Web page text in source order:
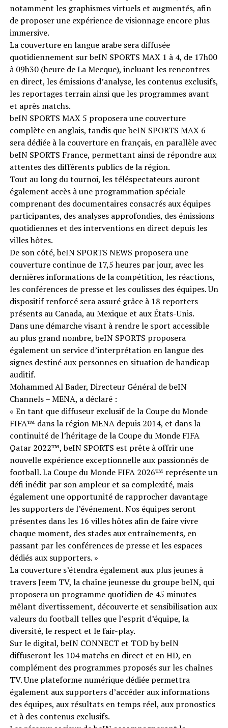
notamment les graphismes virtuels et augmentés, afin
de proposer une expérience de visionnage encore plus
immersive.
La couverture en langue arabe sera diffusée
quotidiennement sur beIN SPORTS MAX 1 à 4, de 17h00
à 09h30 (heure de La Mecque), incluant les rencontres
en direct, les émissions d’analyse, les contenus exclusifs,
les reportages terrain ainsi que les programmes avant
et après matchs.
beIN SPORTS MAX 5 proposera une couverture
complète en anglais, tandis que beIN SPORTS MAX 6
sera dédiée à la couverture en français, en parallèle avec
beIN SPORTS France, permettant ainsi de répondre aux
attentes des différents publics de la région.
Tout au long du tournoi, les téléspectateurs auront
également accès à une programmation spéciale
comprenant des documentaires consacrés aux équipes
participantes, des analyses approfondies, des émissions
quotidiennes et des interventions en direct depuis les
villes hôtes.
De son côté, beIN SPORTS NEWS proposera une
couverture continue de 17,5 heures par jour, avec les
dernières informations de la compétition, les réactions,
les conférences de presse et les coulisses des équipes. Un
dispositif renforcé sera assuré grâce à 18 reporters
présents au Canada, au Mexique et aux États-Unis.
Dans une démarche visant à rendre le sport accessible
au plus grand nombre, beIN SPORTS proposera
également un service d’interprétation en langue des
signes destiné aux personnes en situation de handicap
auditif.
Mohammed Al Bader, Directeur Général de beIN
Channels – MENA, a déclaré :
« En tant que diffuseur exclusif de la Coupe du Monde
FIFA™️ dans la région MENA depuis 2014, et dans la
continuité de l’héritage de la Coupe du Monde FIFA
Qatar 2022™️, beIN SPORTS est prête à offrir une
nouvelle expérience exceptionnelle aux passionnés de
football. La Coupe du Monde FIFA 2026™️ représente un
défi inédit par son ampleur et sa complexité, mais
également une opportunité de rapprocher davantage
les supporters de l’événement. Nos équipes seront
présentes dans les 16 villes hôtes afin de faire vivre
chaque moment, des stades aux entraînements, en
passant par les conférences de presse et les espaces
dédiés aux supporters. »
La couverture s’étendra également aux plus jeunes à
travers Jeem TV, la chaîne jeunesse du groupe beIN, qui
proposera un programme quotidien de 45 minutes
mêlant divertissement, découverte et sensibilisation aux
valeurs du football telles que l’esprit d’équipe, la
diversité, le respect et le fair-play.
Sur le digital, beIN CONNECT et TOD by beIN
diffuseront les 104 matchs en direct et en HD, en
complément des programmes proposés sur les chaînes
TV. Une plateforme numérique dédiée permettra
également aux supporters d’accéder aux informations
des équipes, aux résultats en temps réel, aux pronostics
et à des contenus exclusifs.